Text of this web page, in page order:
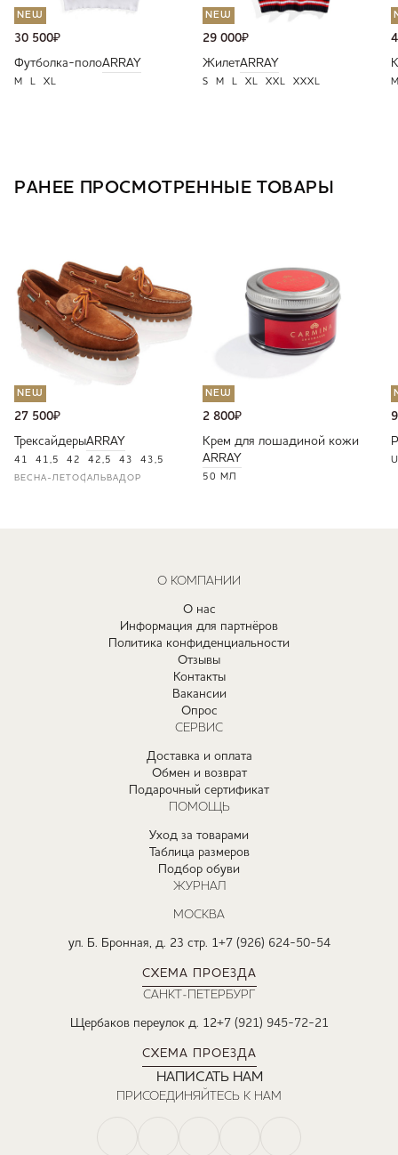
NEW
30 500₽
Футболка-полоARRAY
M L XL
NEW
29 000₽
ЖилетARRAY
S M L XL XXL XXXL
РАНЕЕ ПРОСМОТРЕННЫЕ ТОВАРЫ
NEW
27 500₽
ТрексайдерыARRAY
41 41,5 42 42,5 43 43,5
ВЕСНА-ЛЕТОСАЛЬВАДОР
NEW
2 800₽
Крем для лошадиной кожи
ARRAY
50 МЛ
О КОМПАНИИ
О нас
Информация для партнёров
Политика конфиденциальности
Отзывы
Контакты
Вакансии
Опрос
СЕРВИС
Доставка и оплата
Обмен и возврат
Подарочный сертификат
ПОМОЩЬ
Уход за товарами
Таблица размеров
Подбор обуви
ЖУРНАЛ
МОСКВА
ул. Б. Бронная, д. 23 стр. 1+7 (926) 624-50-54
СХЕМА ПРОЕЗДА
САНКТ-ПЕТЕРБУРГ
Щербаков переулок д. 12+7 (921) 945-72-21
СХЕМА ПРОЕЗДА
НАПИСАТЬ НАМ
ПРИСОЕДИНЯЙТЕСЬ К НАМ